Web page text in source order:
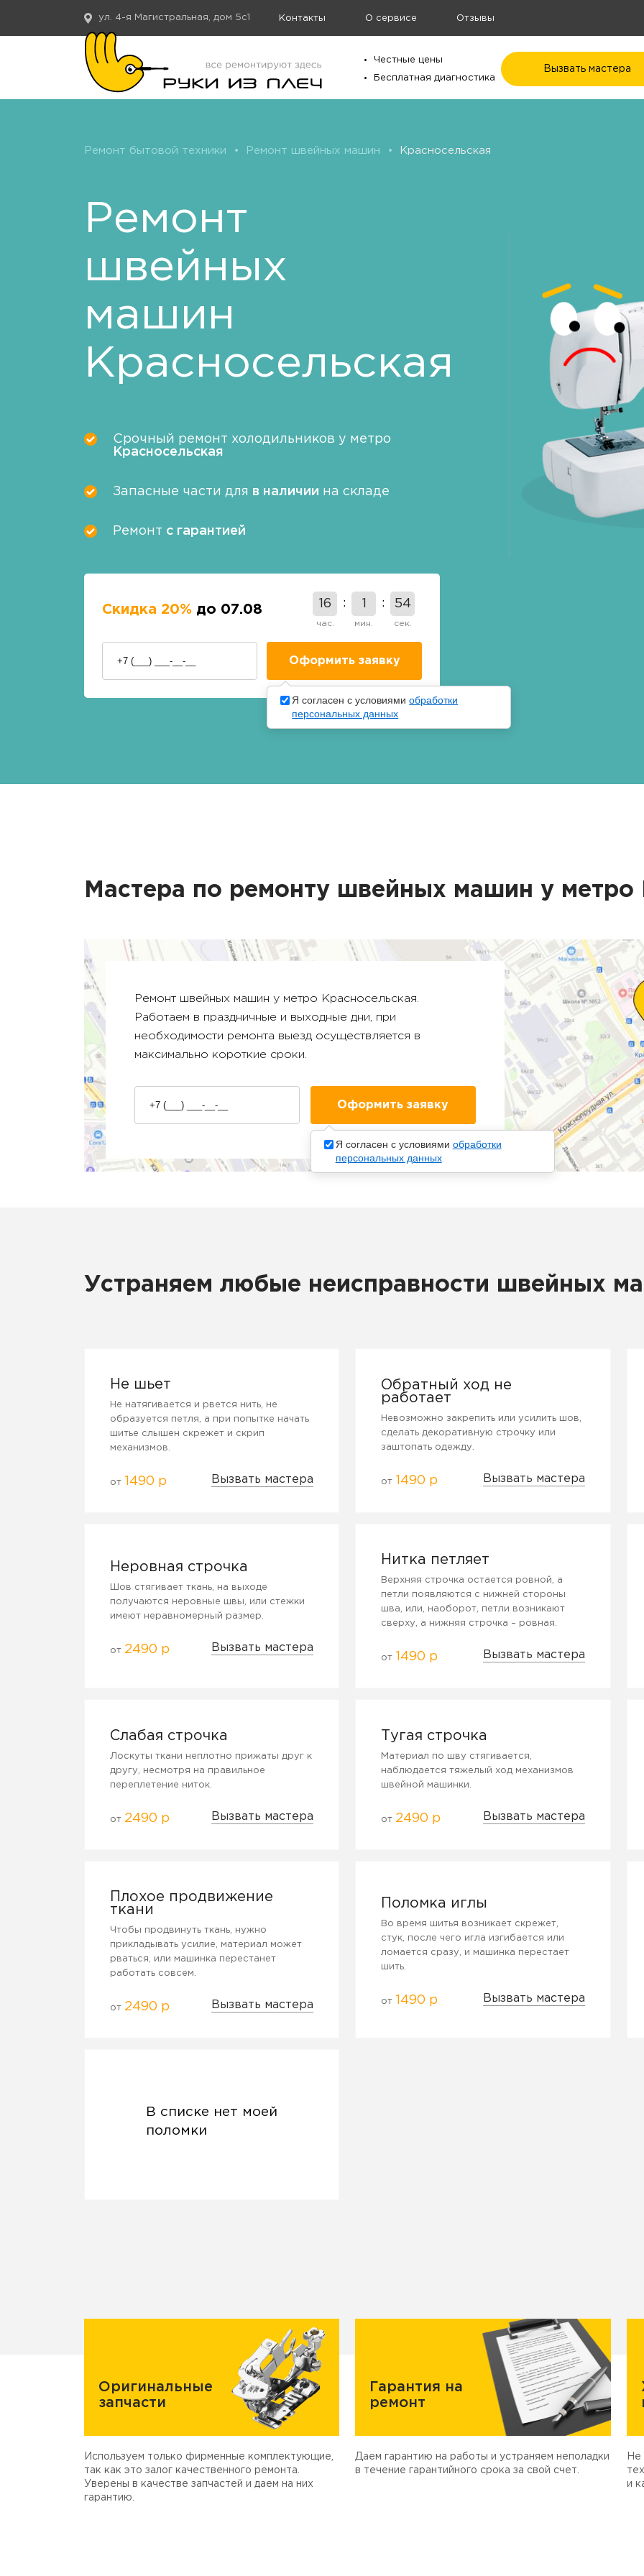
ул. 4-я Магистральная, дом 5с1 Контакты О сервисе Отзывы
Честные цены
Бесплатная диагностика
Вызвать мастера
Ремонт бытовой техники • Ремонт швейных машин • Красносельская
Ремонт
швейных
машин
Красносельская
Срочный ремонт холодильников у метро
Красносельская
Запасные части для в наличии на складе
Ремонт с гарантией
Скидка 20% до 07.08 16
час.
1
мин.
53
сек.
Мастера по ремонту швейных машин у метро
Ремонт швейных машин у метро Красносельская.
Работаем в праздничные и выходные дни, при
необходимости ремонта выезд осуществляется в
максимально короткие сроки.
Устраняем любые неисправности швейных
Не шьет
Не натягивается и рвется нить, не
образуется петля, а при попытке начать
шитье слышен скрежет и скрип
механизмов.
от 1490 р Вызвать мастера
Обратный ход не
работает
Невозможно закрепить или усилить шов,
сделать декоративную строчку или
заштопать одежду.
от 1490 р Вызвать мастера
Неровная строчка
Шов стягивает ткань, на выходе
получаются неровные швы, или стежки
имеют неравномерный размер.
от 2490 р Вызвать мастера
Нитка петляет
Верхняя строчка остается ровной, а
петли появляются с нижней стороны
шва, или, наоборот, петли возникают
сверху, а нижняя строчка – ровная.
от 1490 р Вызвать мастера
Слабая строчка
Лоскуты ткани неплотно прижаты друг к
другу, несмотря на правильное
переплетение ниток.
от 2490 р Вызвать мастера
Тугая строчка
Материал по шву стягивается,
наблюдается тяжелый ход механизмов
швейной машинки.
от 2490 р Вызвать мастера
Плохое продвижение
ткани
Чтобы продвинуть ткань, нужно
прикладывать усилие, материал может
рваться, или машинка перестанет
работать совсем.
от 2490 р Вызвать мастера
Поломка иглы
Во время шитья возникает скрежет,
стук, после чего игла изгибается или
ломается сразу, и машинка перестает
шить.
от 1490 р Вызвать мастера
В списке нет моей
поломки
Оригинальные
запчасти
Используем только фирменные комплектующие,
так как это залог качественного ремонта.
Уверены в качестве запчастей и даем на них
гарантию.
Гарантия на
ремонт
Даем гарантию на работы и устраняем неполадки
в течение гарантийного срока за свой счет.
Не
и
Я согласен с условиямиобработки
персональных данных
Я согласен с условиями обработки
персональных данных